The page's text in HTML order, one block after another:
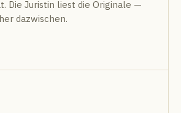
Die Juristin liest die Originale —
dazwischen.